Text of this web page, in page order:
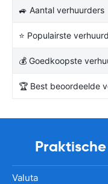
🚙 Aantal verhuurders
⭐ Populairste
💰 Goedkoopste
🏆 Best beoordeelde
Valuta